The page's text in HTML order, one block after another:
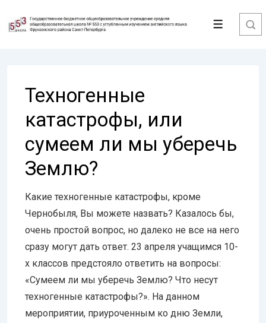
Перейти
Меню
Техногенные
катастрофы, или
сумеем ли мы уберечь
Землю?
Какие техногенные катастрофы, кроме
Чернобыля, Вы можете назвать? Казалось бы,
очень простой вопрос, но далеко не все на него
сразу могут дать ответ. 23 апреля учащимся 10-
х классов предстояло ответить на вопросы:
«Сумеем ли мы уберечь Землю? Что несут
техногенные катастрофы?». На данном
мероприятии, приуроченным ко дню Земли,